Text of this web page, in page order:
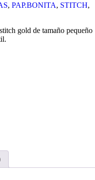
, PAP.BONITA, STITCH,
gold de tamaño pequeño